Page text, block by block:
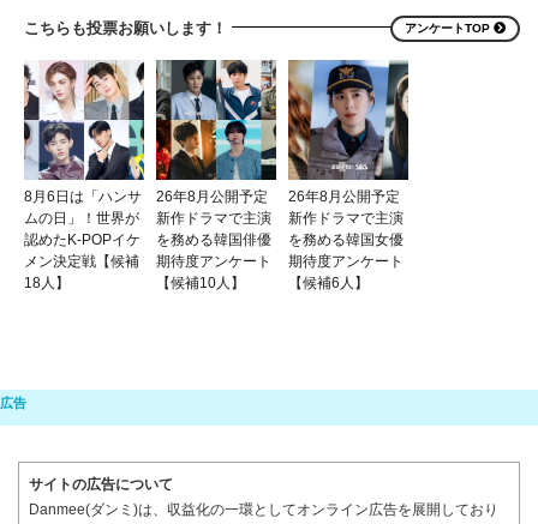
こちらも投票お願いします！ アンケートTOP
8月6日は「ハンサ
ムの日」！世界が
認めたK-POPイケ
メン決定戦【候補
18人】
26年8月公開予定
新作ドラマで主演
を務める韓国俳優
期待度アンケート
【候補10人】
26年8月公開予定
新作ドラマで主演
を務める韓国女優
期待度アンケート
【候補6人】
サイトの広告について
Danmee(ダンミ)は、収益化の一環としてオンライン広告を展開しており